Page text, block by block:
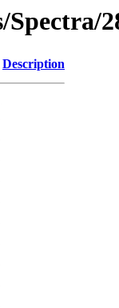
Description